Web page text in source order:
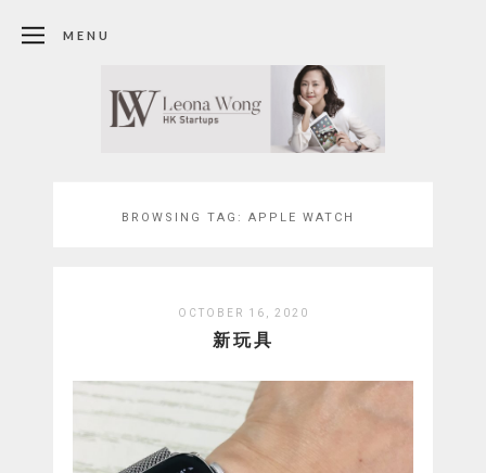
MENU
BROWSING TAG: APPLE WATCH
OCTOBER 16, 2020
新玩具